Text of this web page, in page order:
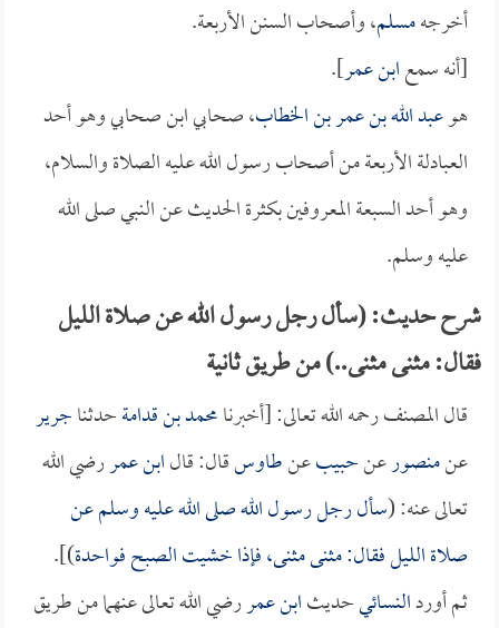
أخرجهمسلم، وأصحاب السنن الأربعة.
[أنه سمعابن عمر].
هوعبد الله بن عمر بن الخطاب، صحابي ابن صحابي وهو أحد
العبادلة الأربعة من أصحاب رسول الله عليه الصلاة والسلام،
وهو أحد السبعة المعروفين بكثرة الحديث عن النبي صلى الله
عليه وسلم.
شرح حديث: (سأل رجل رسول الله عن صلاة الليل
فقال: مثنى مثنى..) من طريق ثانية
قال المصنف رحمه الله تعالى: [أخبرنامحمد بن قدامةحدثناجرير
عنمنصورعنحبيبعنطاوسقال: قالابن عمررضي الله
تعالى عنه: (سأل رجل رسول الله صلى الله عليه وسلم عن
صلاة الليل فقال: مثنى مثنى، فإذا خشيت الصبح فواحدة)].
ثم أوردالنسائيحديثابن عمررضي الله تعالى عنهما من طريق